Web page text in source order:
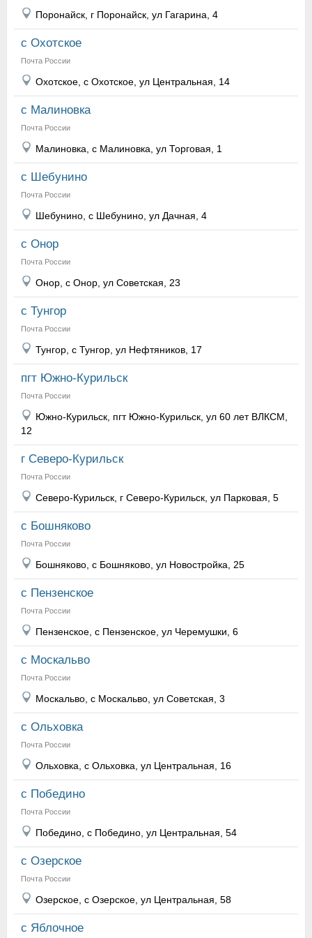
Поронайск, г Поронайск, ул Гагарина, 4
с Охотское
Почта России
Охотское, с Охотское, ул Центральная, 14
с Малиновка
Почта России
Малиновка, с Малиновка, ул Торговая, 1
с Шебунино
Почта России
Шебунино, с Шебунино, ул Дачная, 4
с Онор
Почта России
Онор, с Онор, ул Советская, 23
с Тунгор
Почта России
Тунгор, с Тунгор, ул Нефтяников, 17
пгт Южно-Курильск
Почта России
Южно-Курильск, пгт Южно-Курильск, ул 60 лет ВЛКСМ,
12
г Северо-Курильск
Почта России
Северо-Курильск, г Северо-Курильск, ул Парковая, 5
с Бошняково
Почта России
Бошняково, с Бошняково, ул Новостройка, 25
с Пензенское
Почта России
Пензенское, с Пензенское, ул Черемушки, 6
с Москальво
Почта России
Москальво, с Москальво, ул Советская, 3
с Ольховка
Почта России
Ольховка, с Ольховка, ул Центральная, 16
с Победино
Почта России
Победино, с Победино, ул Центральная, 54
с Озерское
Почта России
Озерское, с Озерское, ул Центральная, 58
с Яблочное